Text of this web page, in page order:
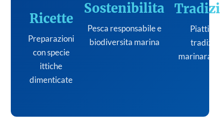
Ricette
Preparazioni
con specie
ittiche
dimenticate
Sostenibilita
Pesca responsabile e
biodiversita marina
Piatti
marinara